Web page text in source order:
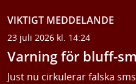
VIKTIGT MEDDELANDE
23 juli 2026 kl. 14:24
Varning för bluff-
Just nu cirkulerar falska